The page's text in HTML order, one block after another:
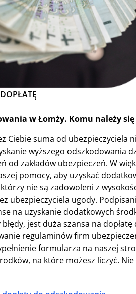
w Łomży. Komu należy
Ciebie suma od ubezpieczyciela
wyższego odszkodowania
od zakładów ubezpieczeń. W
pomocy, aby uzyskać
nie są zadowoleni z
ubezpieczyciela ugody.
na uzyskanie dodatkowych
błędy, jest duża szansa na
regulaminów firm
formularza na naszej
na które możesz liczyć.